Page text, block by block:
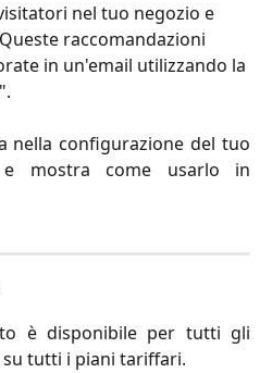
nel tuo negozio e
raccomandazioni
in un'email utilizzando la
nella configurazione del tuo
mostra come usarlo in
è disponibile per tutti gli
tutti i piani tariffari.